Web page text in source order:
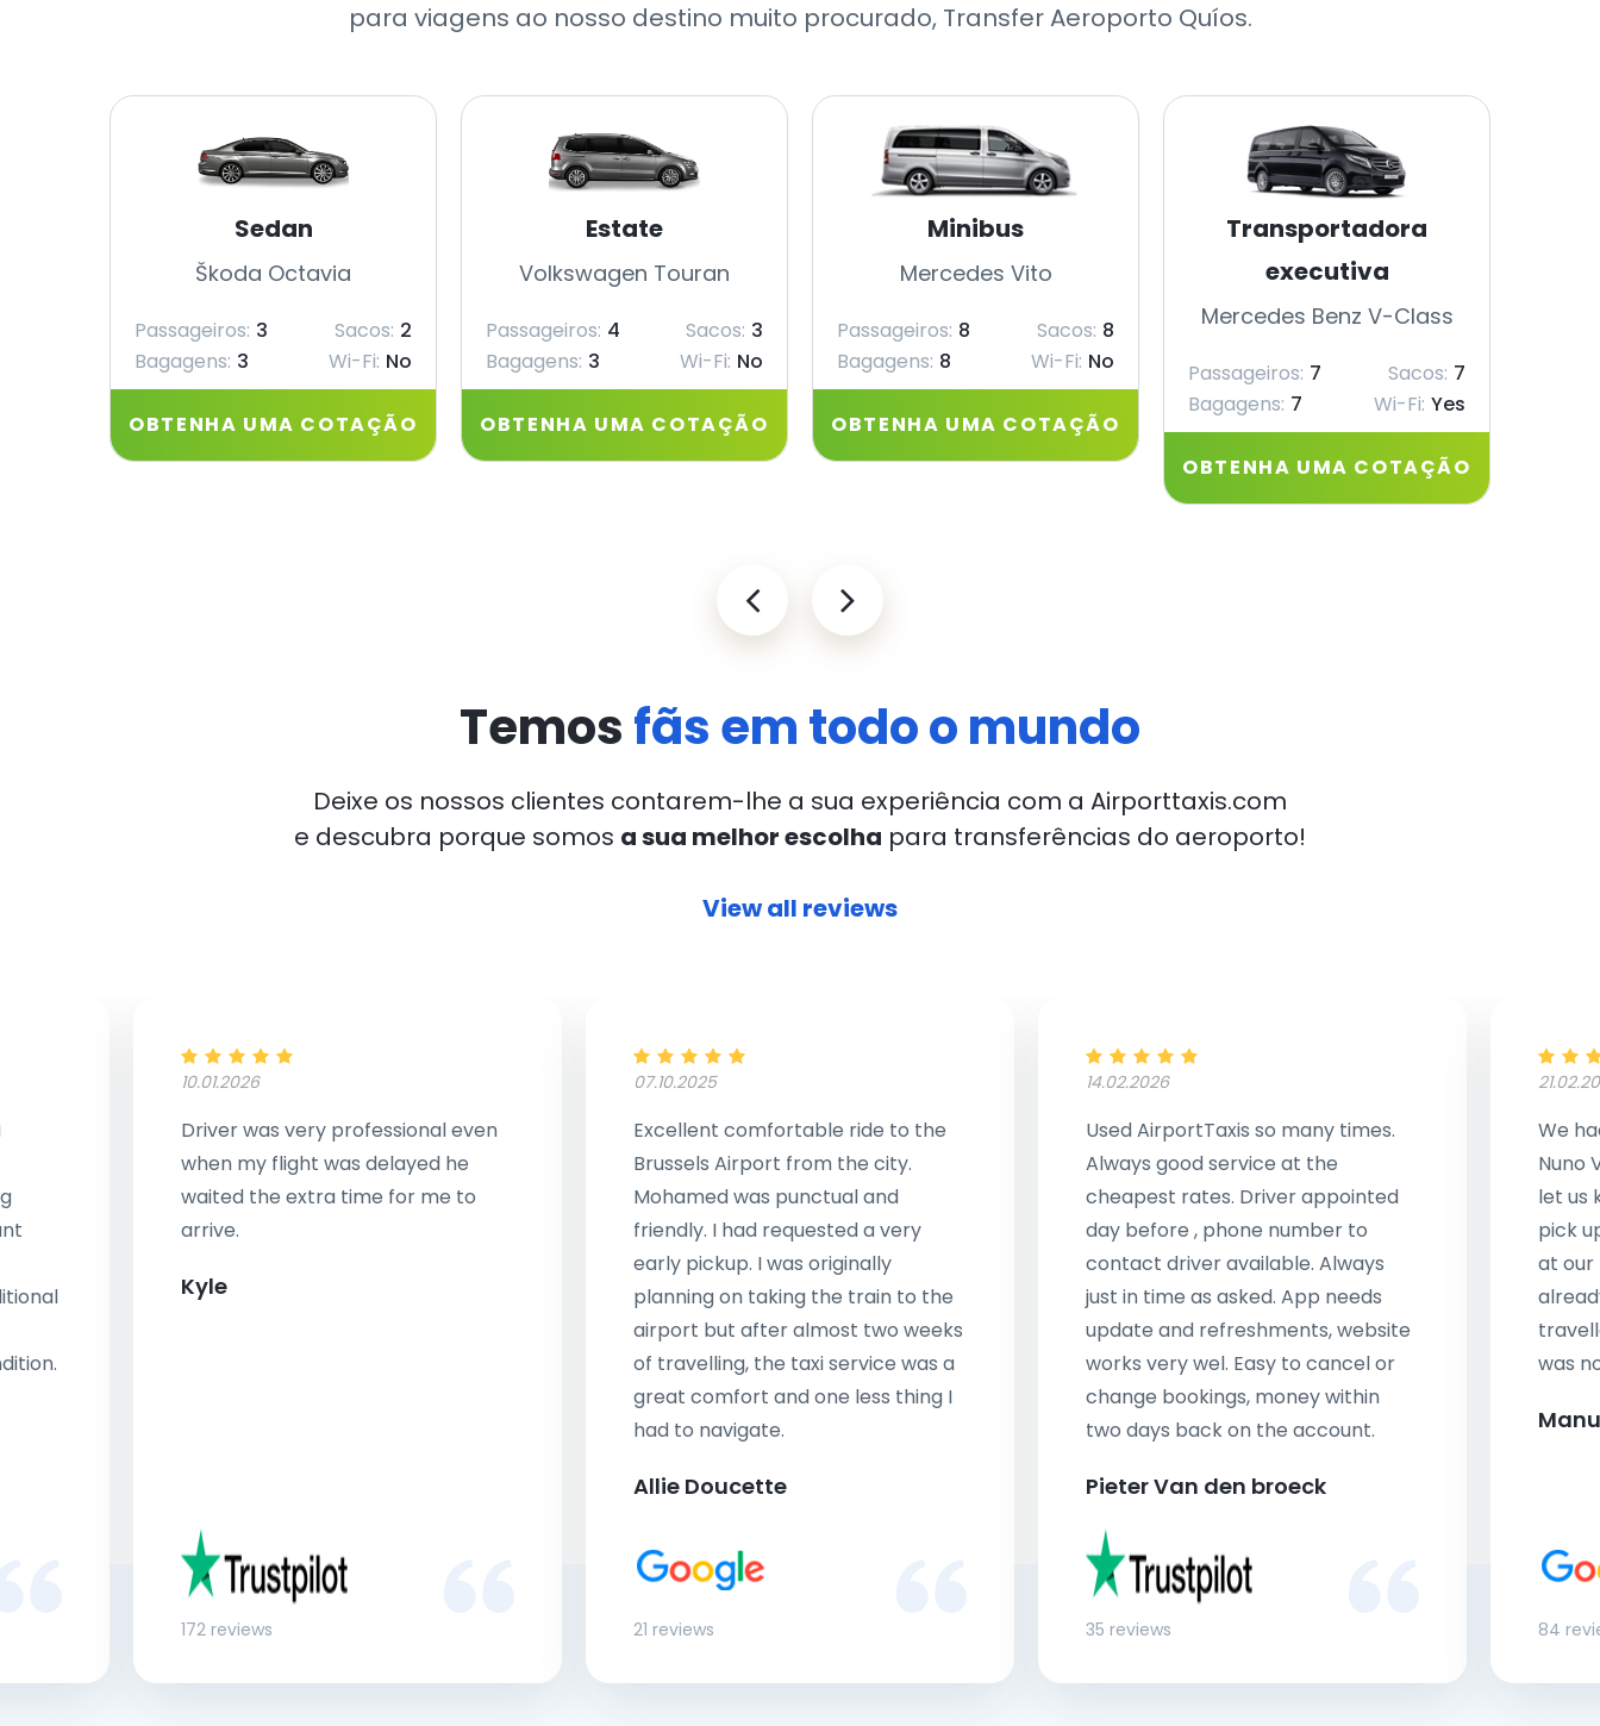
para viagens ao nosso destino muito procurado, Transfer Aeroporto Quíos.
Sedan
Škoda Octavia
Passageiros: 3 Sacos: 2
Bagagens: 3 Wi-Fi: No
OBTENHA UMA COTAÇÃO
Estate
Volkswagen Touran
Passageiros: 4 Sacos: 3
Bagagens: 3 Wi-Fi: No
OBTENHA UMA COTAÇÃO
Minibus
Mercedes Vito
Passageiros: 8 Sacos: 8
Bagagens: 8 Wi-Fi: No
OBTENHA UMA COTAÇÃO
Transportadora
executiva
Mercedes Benz V-Class
Passageiros: 7 Sacos: 7
Bagagens: 7 Wi-Fi: Yes
OBTENHA UMA COTAÇÃO
Temosfãs em todo o mundo
Deixe os nossos clientes contarem-lhe a sua experiência com a Airporttaxis.com
e descubra porque somos a sua melhor escolha para transferências do aeroporto!
View all reviews
10.01.2026
Driver was very professional even
when my flight was delayed he
waited the extra time for me to
arrive.
Kyle
172 reviews
07.10.2025
Excellent comfortable ride to the
Brussels Airport from the city.
Mohamed was punctual and
friendly. I had requested a very
early pickup. I was originally
planning on taking the train to the
airport but after almost two weeks
of travelling, the taxi service was a
great comfort and one less thing I
had to navigate.
Allie Doucette
21 reviews
14.02.2026
Used AirportTaxis so many times.
Always good service at the
cheapest rates. Driver appointed
day before , phone number to
contact driver available. Always
just in time as asked. App needs
update and refreshments, website
works very wel. Easy to cancel or
change bookings, money within
two days back on the account.
Pieter Van den broeck
35 reviews
We
Nuno
let us
pick
at our
was
84